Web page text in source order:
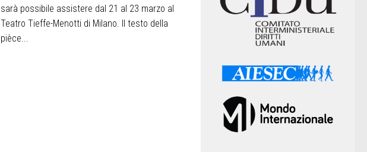
sarà possibile assistere dal 21 al 23 marzo al
Teatro Tieffe-Menotti di Milano. Il testo della
pièce...